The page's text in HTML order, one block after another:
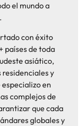
el mundo a
con éxito
países de toda
asiático,
y
en
complejos de
que cada
globales y